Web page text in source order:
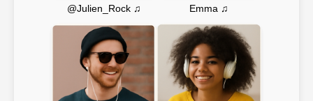
@Julien_Rock ♫ Emma ♫